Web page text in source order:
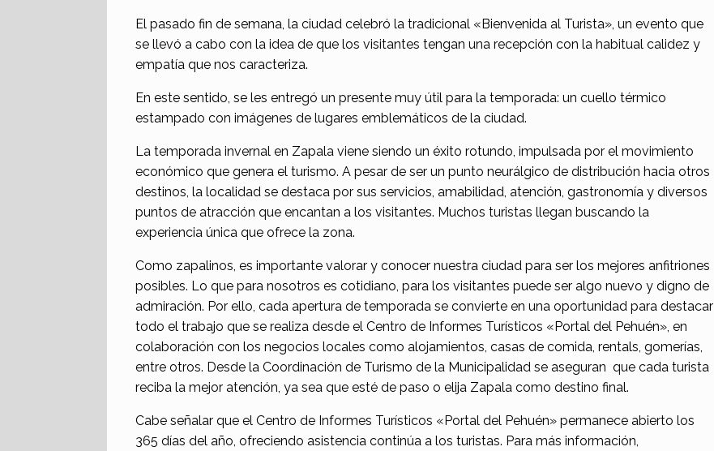
El pasado fin de semana, la ciudad celebró la tradicional «Bienvenida al Turista», un evento que
se llevó a cabo con la idea de que los visitantes tengan una recepción con la habitual calidez y
empatía que nos caracteriza.
En este sentido, se les entregó un presente muy útil para la temporada: un cuello térmico
estampado con imágenes de lugares emblemáticos de la ciudad.
La temporada invernal en Zapala viene siendo un éxito rotundo, impulsada por el movimiento
económico que genera el turismo. A pesar de ser un punto neurálgico de distribución hacia otros
destinos, la localidad se destaca por sus servicios, amabilidad, atención, gastronomía y diversos
puntos de atracción que encantan a los visitantes. Muchos turistas llegan buscando la
experiencia única que ofrece la zona.
Como zapalinos, es importante valorar y conocer nuestra ciudad para ser los mejores anfitriones
posibles. Lo que para nosotros es cotidiano, para los visitantes puede ser algo nuevo y digno de
admiración. Por ello, cada apertura de temporada se convierte en una oportunidad para destacar
todo el trabajo que se realiza desde el Centro de Informes Turísticos «Portal del Pehuén», en
colaboración con los negocios locales como alojamientos, casas de comida, rentals, gomerías,
entre otros. Desde la Coordinación de Turismo de la Municipalidad se aseguran que cada turista
reciba la mejor atención, ya sea que esté de paso o elija Zapala como destino final.
Cabe señalar que el Centro de Informes Turísticos «Portal del Pehuén» permanece abierto los
365 días del año, ofreciendo asistencia continúa a los turistas. Para más información,